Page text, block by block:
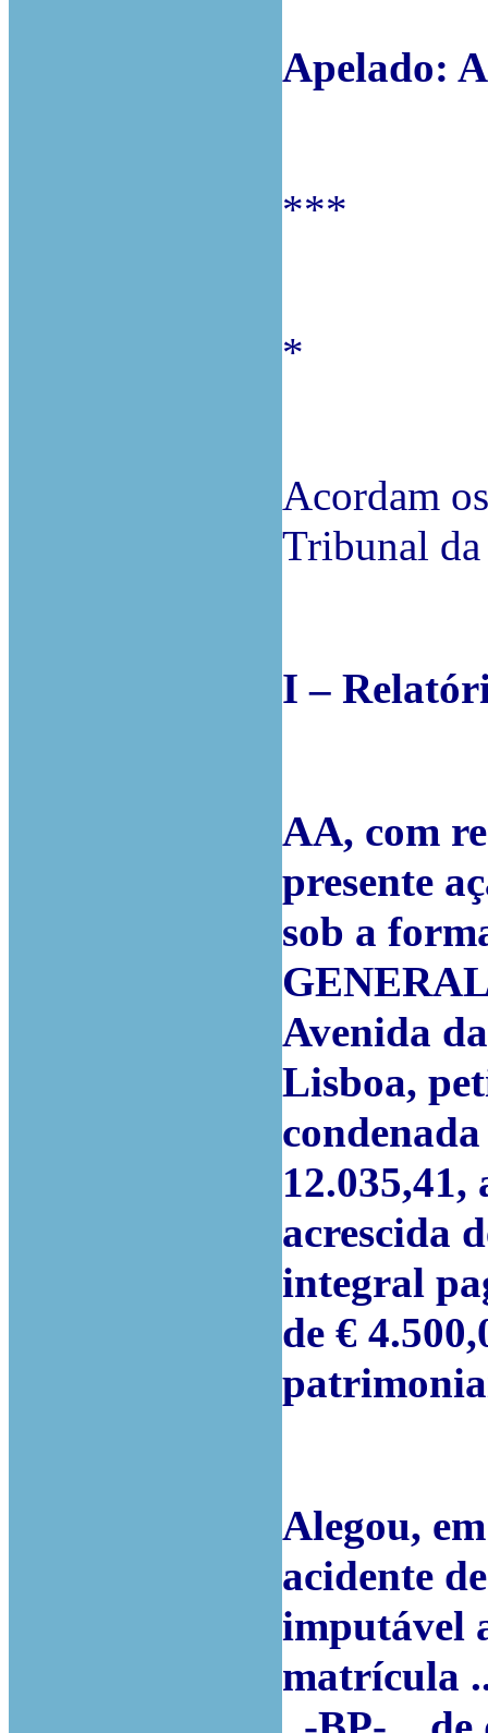
Apelado:
***
*
Acordam
Tribunal
I –
AA, com
presente
sob a
Avenida
Lisboa,
acrescida
integral
de €
Alegou,
acidente
imputável
matrícula